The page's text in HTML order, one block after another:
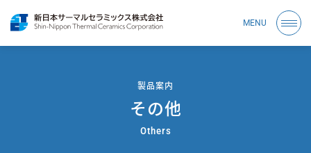
MENU
メニ
製品案内
その他
Others